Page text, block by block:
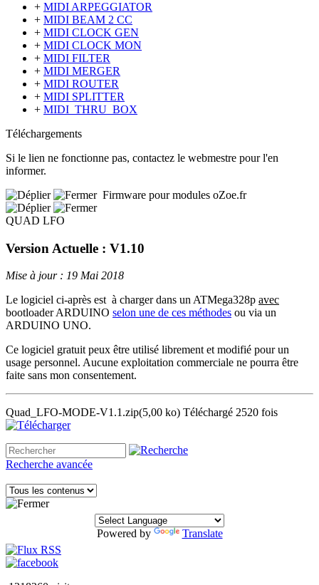
+ MIDI ARPEGGIATOR
+ MIDI BEAM 2 CC
+ MIDI CLOCK GEN
+ MIDI CLOCK MON
+ MIDI FILTER
+ MIDI MERGER
+ MIDI ROUTER
+ MIDI SPLITTER
+ MIDI_THRU_BOX
Téléchargements
Si le lien ne fonctionne pas, contactez le webmestre pour l'en
informer.
Firmware pour modules oZoe.fr
QUAD LFO
Version Actuelle : V1.10
Mise à jour : 19 Mai 2018
Le logiciel ci-après est à charger dans un ATMega328p avec
bootloader ARDUINO selon une de ces méthodes ou via un
ARDUINO UNO.
Ce logiciel gratuit peux être utilisé librement et modifié pour un
usage personnel. Aucune exploitation commerciale ne pourra être
faite sans mon consentement.
Quad_LFO-MODE-V1.1.zip(5,00 ko) Téléchargé 2520 fois
Recherche avancée
Powered by Translate